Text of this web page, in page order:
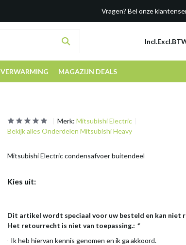
Vragen? Bel onze
Incl.Excl.
VERWARMING MAGAZIJN DEALS
Merk: Mitsubishi Electric
Bekijk alles Onderdelen Mitsubishi Heavy
Mitsubishi Electric condensafvoer buitendeel
Kies uit:
Dit artikel wordt speciaal voor uw besteld en kan niet
Het retourrecht is niet van toepassing.: *
Ik heb hiervan kennis genomen en ik ga akkoord.